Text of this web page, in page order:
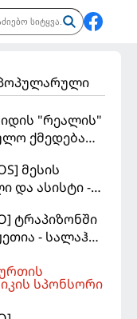
"რეალის"
ქმედება
-
მესის
და ასისტი -
მოუგო
ტრაპიზონში
- სალაჰს
სპონსორი